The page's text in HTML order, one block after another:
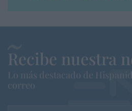
Recibe nuestra
Lo más destacado de
correo